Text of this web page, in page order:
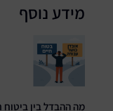
מידע נוסף
מה ההבדל בין ביטוח